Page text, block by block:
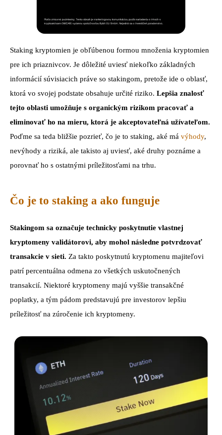
Staking kryptomien je obľúbenou formou množenia kryptomien
pre ich priaznivcov. Je dôležité uviesť niekoľko základných
informácií súvisiacich práve so stakingom, pretože ide o oblasť,
ktorá vo svojej podstate obsahuje určité riziko. Lepšia znalosť
tejto oblasti umožňuje s organickým rizikom pracovať a
eliminovať ho na mieru, ktorá je akceptovateľná užívateľom.
Poďme sa teda bližšie pozrieť, čo je to staking, aké má výhody,
nevýhody a riziká, ale takisto aj uviesť, aké druhy poznáme a
porovnať ho s ostatnými príležitosťami na trhu.
Čo je to staking a ako funguje
Stakingom sa označuje technicky poskytnutie vlastnej
kryptomeny validátorovi, aby mohol následne potvrdzovať
transakcie v sieti. Za takto poskytnutú kryptomenu majiteľovi
patrí percentuálna odmena zo všetkých uskutočnených
transakcií. Niektoré kryptomeny majú vyššie transakčné
poplatky, a tým pádom predstavujú pre investorov lepšiu
príležitosť na zúročenie ich kryptomeny.